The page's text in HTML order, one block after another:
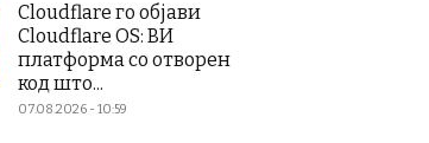
Cloudflare го објави
Cloudflare OS: ВИ
платформа со отворен
код што...
07.08.2026 - 10:59